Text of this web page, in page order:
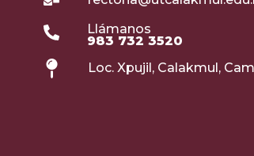
Llámanos
983 732 3520
Loc. Xpujil, Calakmul,